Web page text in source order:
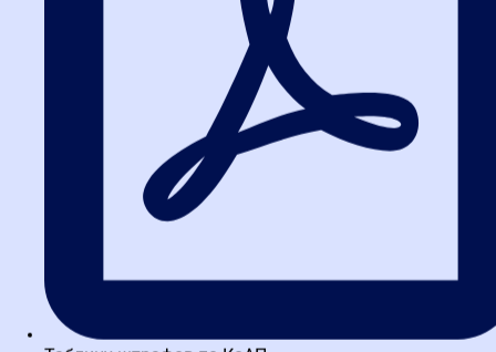
Самый недооцененный, но крайне полезный сценарий.
Запросите выписку на самого себя. Вы увидите, как вашу
компанию оценивает налоговая. Выявите слабые места
(например, низкую рентабельность или зарплаты ниже средних
по региону) и сможете скорректировать финансовую или
кадровую политику до того, как это сделает выездная проверка.
Статистика использования говорит сама за себя: только за два
года работы сервиса почти 100 тысяч компаний
воспользовались им 191 тысячу раз. А по состоянию на весну
3. Как ЮЛ получить выписку:
пошаговая инструкция